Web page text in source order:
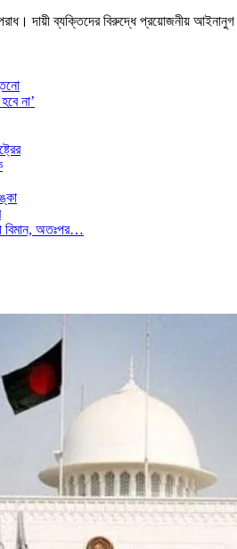
দায়ী ব্যক্তিদের বিরুদ্ধে প্রয়োজনীয় আইনানুগ
না’
বিমান, অতঃপর…